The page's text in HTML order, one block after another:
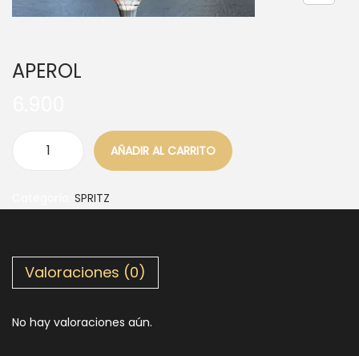
APEROL
AÑADIR AL CARRITO
SPRITZ
Valoraciones (0)
No hay valoraciones aún.